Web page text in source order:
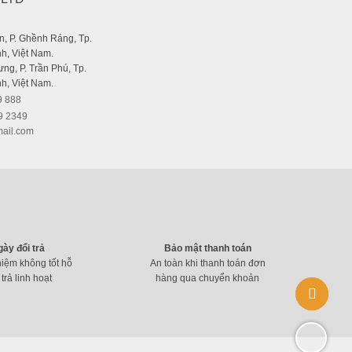
P. Ghềnh Ráng, Tp.
Việt Nam.
P. Trần Phú, Tp.
Việt Nam.
888
2349
đổi trả
không tốt hỗ
linh hoạt
Bảo mật thanh toán
An toàn khi thanh toán đơn
hàng qua chuyển khoản